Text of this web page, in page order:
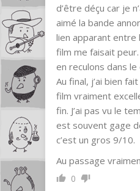
d’être déçu car je
aimé la bande
lien apparant
film me faisait
en reculons dans
Au final, j’ai bien
film vraiment
fin. J’ai pas vu le
est souvent gage
c’est un gros 9/10.
Au passage
0